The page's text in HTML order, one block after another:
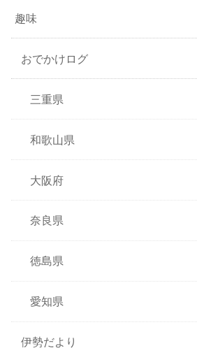
趣味
おでかけログ
三重県
和歌山県
大阪府
奈良県
徳島県
愛知県
伊勢だより